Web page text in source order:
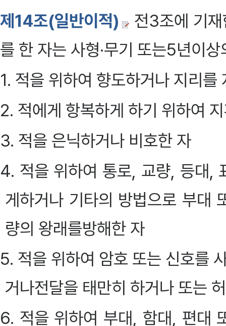
제14조(일반이적)
전3조에 기
를 한 자는 사형·무기 또는5년이
1. 적을 위하여 향도하거나 지리를
2. 적에게 항복하게 하기 위하여
3. 적을 은닉하거나 비호한 자
4. 적을 위하여 통로, 교량, 등대,
게하거나 기타의 방법으로 부대
량의 왕래를방해한 자
5. 적을 위하여 암호 또는 신호를
거나전달을 태만히 하거나 또는
6. 적을 위하여 부대, 함대, 편대